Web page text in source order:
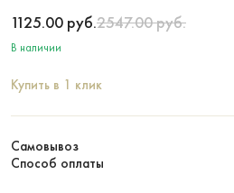
1125.00 руб.2547.00руб.
В наличии
Купить в 1 клик
Самовывоз
Способ оплаты